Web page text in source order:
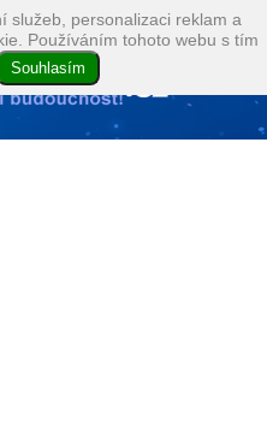
služeb, personalizaci reklam a
Používáním tohoto webu s tím